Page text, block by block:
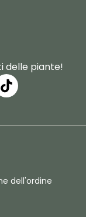
delle piante!
dell'ordine